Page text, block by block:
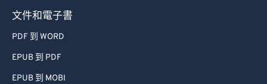
文件和電子書
PDF 到 WORD
EPUB 到 PDF
EPUB 到 MOBI